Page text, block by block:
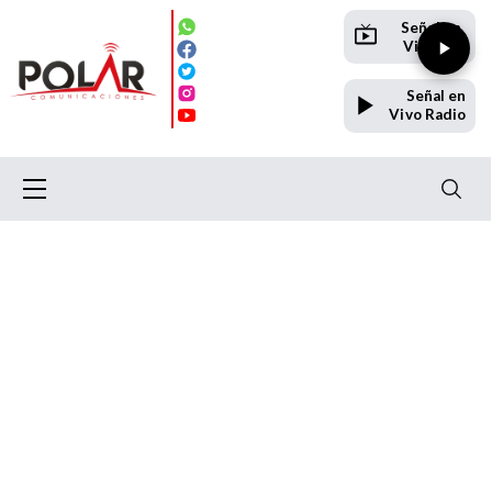
Señal en
Vivo TV
Señal en
Vivo Radio